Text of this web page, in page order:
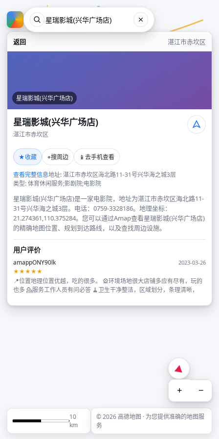
返回 湛江市赤坎区
星瑞影城(兴华广场店)
星瑞影城(兴华广场店)
湛江市赤坎区
★收藏 ⌖搜周边 📱 去手机查看
查看完整信息地址: 湛江市赤坎区海北路11-31号兴华海之城3层
类型: 体育休闲服务;影剧院;电影院
星瑞影城(兴华广场店)是一家电影院，地址为湛江市赤坎区海北路11-
31号兴华海之城3层。电话：0759-3328186。地理坐标：
21.274361,110.375284。您可以通过Amap查看星瑞影城(兴华广场店)
的精确地图位置、规划到达路线，以及查找周边设施。
用户评价
amappONY90lk
2023-03-26
★★★★★
📍位置地理位置优越，吃的很多。 🎡环境场地很大店铺多应有尽有，玩的
也多 💁服务工作人员有问必答 🧹卫生干净整洁，区域划分，条理清晰，
+ −
10
km
© 2026 高德地图 · 为您提供准确的地图服
务